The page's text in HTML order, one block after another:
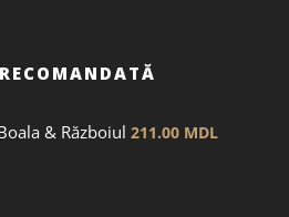
& Războiul 211.00 MDL